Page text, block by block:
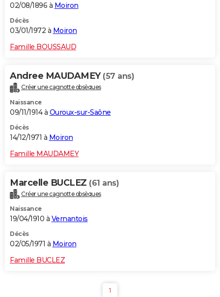
02/08/1896 à Moiron
Décès
03/01/1972 à Moiron
Famille BOUSSAUD
Andree MAUDAMEY (57 ans)
Créer une cagnotte obsèques
Naissance
09/11/1914 à Ouroux-sur-Saône
Décès
14/12/1971 à Moiron
Famille MAUDAMEY
Marcelle BUCLEZ (61 ans)
Créer une cagnotte obsèques
Naissance
19/04/1910 à Vernantois
Décès
02/05/1971 à Moiron
Famille BUCLEZ
1